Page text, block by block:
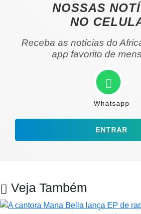
NOSSAS
NO
Receba as notícias do
app favorito de
Whatsapp
ENTRAR
Veja Também